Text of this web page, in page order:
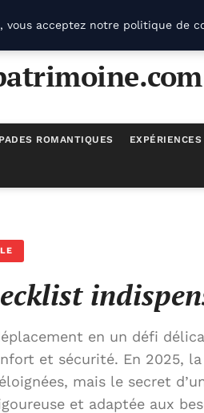
ROMANTIQUES
en un défi
et sécurité. En 2025,
mais le secret
et adaptée aux
vous acceptez notre politique de